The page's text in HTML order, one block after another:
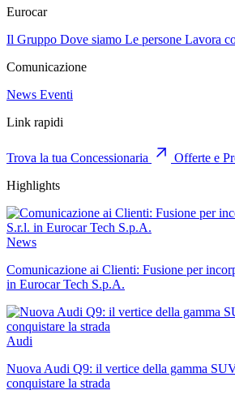
Eurocar
Il Gruppo Dove siamo Le persone Lavora
Comunicazione
News Eventi
Link rapidi
Trova la tua Concessionaria
Offerte e
Highlights
News
Comunicazione ai Clienti: Fusione per
in Eurocar Tech S.p.A.
Audi
Nuova Audi Q9: il vertice della gamma
conquistare la strada